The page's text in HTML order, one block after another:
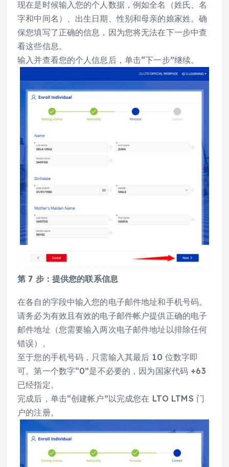
现在是时候输入您的个人数据，例如全名（姓氏、名
字和中间名）、出生日期、性别和母亲的娘家姓。确
保您填写了正确的信息，因为您将无法在下一步中查
看这些信息。
输入并查看您的个人信息后，单击“下一步”继续。
第 7 步：提供您的联系信息
在各自的字段中输入您的电子邮件地址和手机号码。
请务必为有效且有效的电子邮件帐户提供正确的电子
邮件地址（您需要输入两次电子邮件地址以排除任何
错误）。
至于您的手机号码，只需输入其最后 10 位数字即
可。第一个数字“0”是不必要的，因为国家代码 +63
已经指定。
完成后，单击“创建帐户”以完成您在 LTO LTMS 门
户的注册。